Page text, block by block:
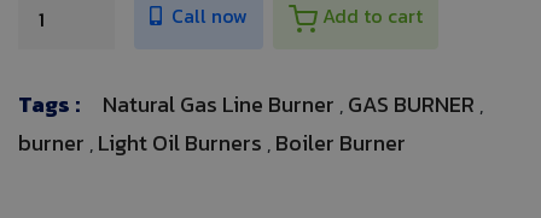
Call now Add to cart
Tags : Natural Gas Line Burner , GAS BURNER ,
burner , Light Oil Burners , Boiler Burner